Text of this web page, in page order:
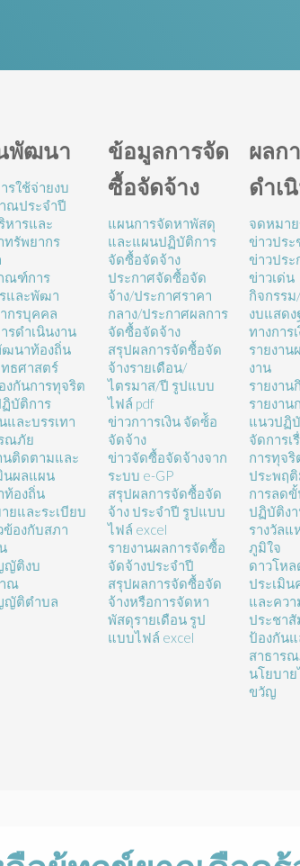
พัฒนา
รใช้จ่ายงบ
ณประจำปี
หารและ
รัพยากร
ณฑ์การ
และพัฒา
กรบุคคล
รดำเนินงาน
นาท้องถิ่น
ธศาสตร์
งกันการทุจริต
บัติการ
และบรรเทา
ณภัย
นติดตามและ
นผลแผน
องถิ่น
ยและระเบียบ
ข้องกับสภา
ญัติงบ
ณ
ติตำบล
ข้อมูลการจัด
ซื้อจัดจ้าง
แผนการจัดหาพัสดุ
และแผนปฏิบัติการ
จัดซื้อจัดจ้าง
ประกาศจัดซื้อจัด
จ้าง/ประกาศราคา
กลาง/ประกาศผลการ
จัดซื้อจัดจ้าง
สรุปผลการจัดซื้อจัด
จ้างรายเดือน/
ไตรมาส/ปี รูปแบบ
ไฟล์ pdf
ข่าวกาารเงิน จัดซ์้อ
จัดจ้าง
ข่าวจัดซื้อจัดจ้างจาก
ระบบ e-GP
สรุปผลการจัดซื้อจัด
จ้าง ประจำปี รูปแบบ
ไฟล์ excel
รายงานผลการจัดซื้อ
จัดจ้างประจำปี
สรุปผลการจัดซื้อจัด
จ้างหรือการจัดหา
พัสดุรายเดือน รูป
แบบไฟล์ excel
ผลก
ดำเ
จดหมา
ข่าวปร
ข่าวประ
ข่าวเด่น
กิจกรรม
งบแสดง
ทางการ
รายงาน
งาน
รายงาน
รายงาน
แนวปฏิ
จัดการเ
การทุจ
ประพฤ
การลด
ปฏิบัติง
รางวัลแ
ภูมิใจ
ดาวโห
ประเมิ
และควา
ประชา
ป้องกันแ
สาธาร
นโยบา
ขวัญ